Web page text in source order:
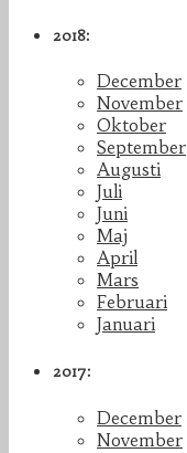
2018:
December
November
Oktober
September
Augusti
Juli
Juni
Maj
April
Mars
Februari
Januari
2017:
December
November